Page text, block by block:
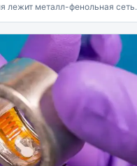
лежит металл-фенольная сеть.